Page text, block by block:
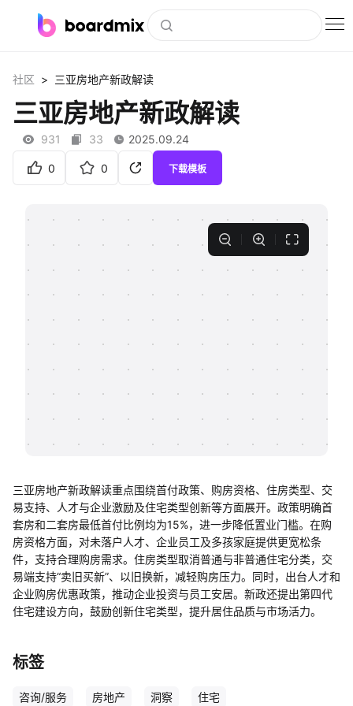
社区资源
下载
客户案例
社区 > 三亚房地产新政解读
三亚房地产新政解读
931 33 2025.09.24
0 0 下载模板
三亚房地产新政解读重点围绕首付政策、购房资格、住房类型、交
易支持、人才与企业激励及住宅类型创新等方面展开。政策明确首
套房和二套房最低首付比例均为15%，进一步降低置业门槛。在购
房资格方面，对未落户人才、企业员工及多孩家庭提供更宽松条
件，支持合理购房需求。住房类型取消普通与非普通住宅分类，交
易端支持“卖旧买新”、以旧换新，减轻购房压力。同时，出台人才和
企业购房优惠政策，推动企业投资与员工安居。新政还提出第四代
住宅建设方向，鼓励创新住宅类型，提升居住品质与市场活力。
标签
咨询/服务 房地产 洞察 住宅